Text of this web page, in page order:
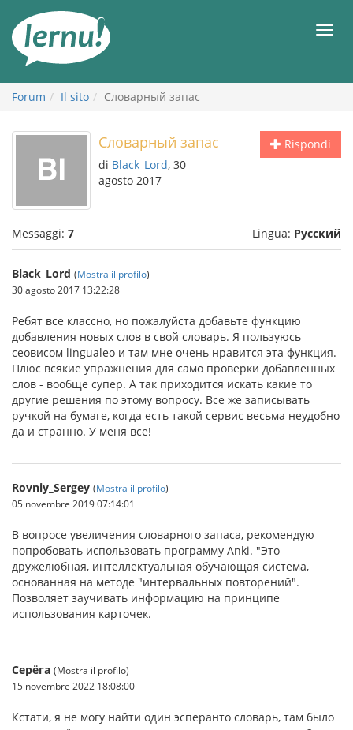
all’indice
Forum Il sito Словарный запас
Rispondi
Словарный запас
di Black_Lord, 30
agosto 2017
Messaggi: 7 Lingua: Русский
Black_Lord (Mostra il profilo)
30 agosto 2017 13:22:28
Ребят все классно, но пожалуйста добавьте функцию
добавления новых слов в свой словарь. Я пользуюсь
сеовисом lingualeo и там мне очень нравится эта функция.
Плюс всякие упражнения для само проверки добавленных
слов - вообще супер. А так приходится искать какие то
другие решения по этому вопросу. Все же записывать
ручкой на бумаге, когда есть такой сервис весьма неудобно
да и странно. У меня все!
Rovniy_Sergey (Mostra il profilo)
05 novembre 2019 07:14:01
В вопросе увеличения словарного запаса, рекомендую
попробовать использовать программу Anki. "Это
дружелюбная, интеллектуальная обучающая система,
основанная на методе "интервальных повторений".
Позволяет заучивать информацию на принципе
использования карточек.
Серёга (Mostra il profilo)
15 novembre 2022 18:08:00
Кстати, я не могу найти один эсперанто словарь, там было